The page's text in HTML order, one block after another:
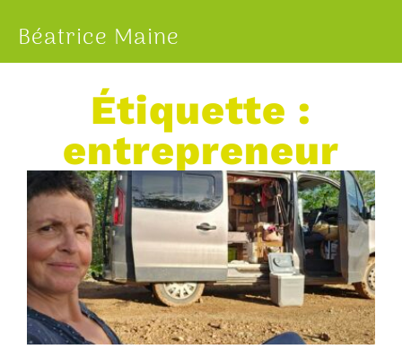
Béatrice Maine
Étiquette :
entrepreneur